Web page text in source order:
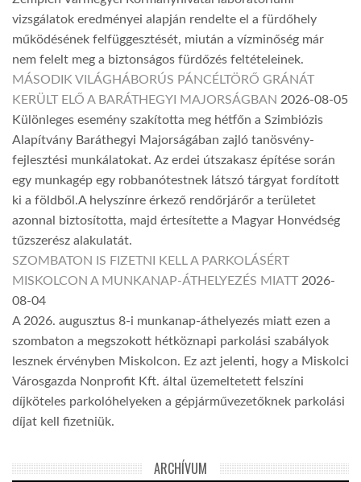
vizsgálatok eredményei alapján rendelte el a fürdőhely
működésének felfüggesztését, miután a vízminőség már
nem felelt meg a biztonságos fürdőzés feltételeinek.
MÁSODIK VILÁGHÁBORÚS PÁNCÉLTÖRŐ GRÁNÁT
KERÜLT ELŐ A BARÁTHEGYI MAJORSÁGBAN 2026-08-05
Különleges esemény szakította meg hétfőn a Szimbiózis
Alapítvány Baráthegyi Majorságában zajló tanösvény-
fejlesztési munkálatokat. Az erdei útszakasz építése során
egy munkagép egy robbanótestnek látszó tárgyat fordított
ki a földből.A helyszínre érkező rendőrjárőr a területet
azonnal biztosította, majd értesítette a Magyar Honvédség
tűzszerész alakulatát.
SZOMBATON IS FIZETNI KELL A PARKOLÁSÉRT
MISKOLCON A MUNKANAP-ÁTHELYEZÉS MIATT 2026-
08-04
A 2026. augusztus 8-i munkanap-áthelyezés miatt ezen a
szombaton a megszokott hétköznapi parkolási szabályok
lesznek érvényben Miskolcon. Ez azt jelenti, hogy a Miskolci
Városgazda Nonprofit Kft. által üzemeltetett felszíni
díjköteles parkolóhelyeken a gépjárművezetőknek parkolási
díjat kell fizetniük.
ARCHÍVUM